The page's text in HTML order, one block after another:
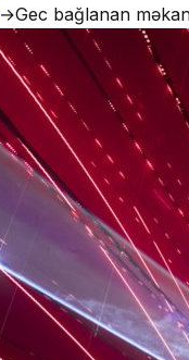
→Gec bağlanan